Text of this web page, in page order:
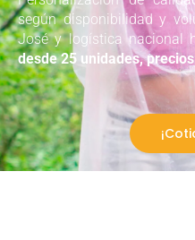
según disponibilidad y
José y logística nacional
desde 25 unidades,